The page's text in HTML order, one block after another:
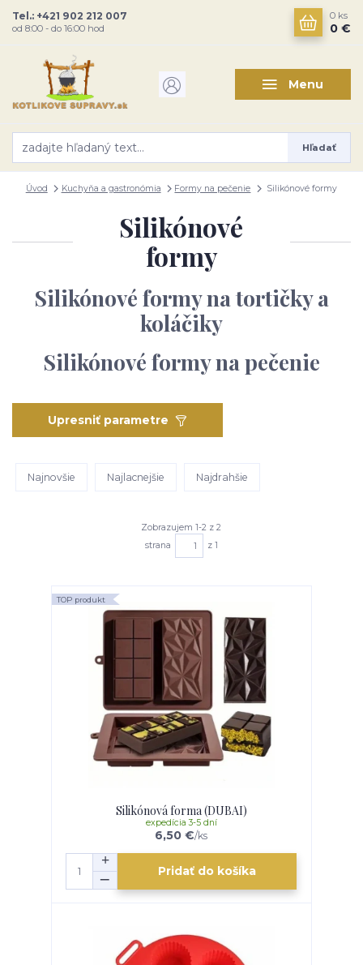
Menu
Hľadať
Tel.: +421 902 212 007
od 8:00 - do 16:00 hod
0 ks
0 €
Úvod Kuchyňa a gastronómia Formy na pečenie Silikónové formy
Silikónové
formy
Silikónové formy na tortičky a
koláčiky
Silikónové formy na pečenie
Upresniť parametre
Najnovšie Najlacnejšie Najdrahšie
Zobrazujem 1-2 z 2
strana
z 1
TOP produkt
Silikónová forma (DUBAI)
6,50 €/ks
expedícia 3-5 dní
Pridať do košíka